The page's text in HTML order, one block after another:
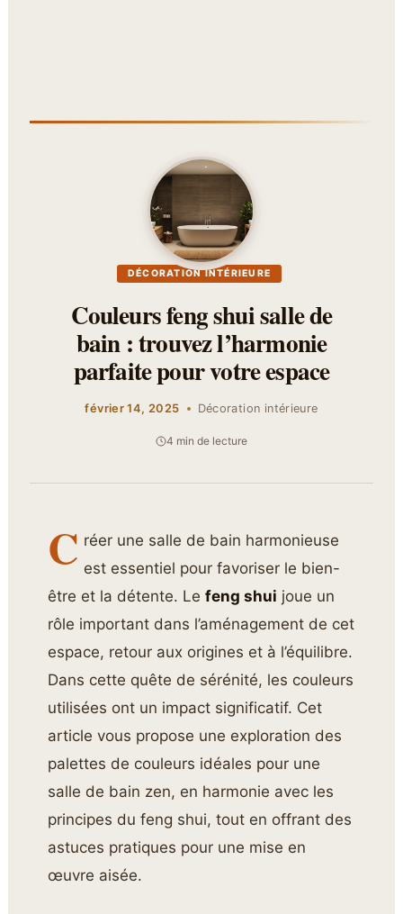
DÉCORATION INTÉRIEURE
Couleurs feng shui salle de
bain : trouvez l’harmonie
parfaite pour votre espace
février 14, 2025 Décoration intérieure
4 min de lecture
C réer une salle de bain harmonieuse
est essentiel pour favoriser le bien-
être et la détente. Lefeng shui joue un
rôle important dans l’aménagement de cet
espace, retour aux origines et à l’équilibre.
Dans cette quête de sérénité, les couleurs
utilisées ont un impact significatif. Cet
article vous propose une exploration des
palettes de couleurs idéales pour une
salle de bain zen, en harmonie avec les
principes du feng shui, tout en offrant des
astuces pratiques pour une mise en
œuvre aisée.